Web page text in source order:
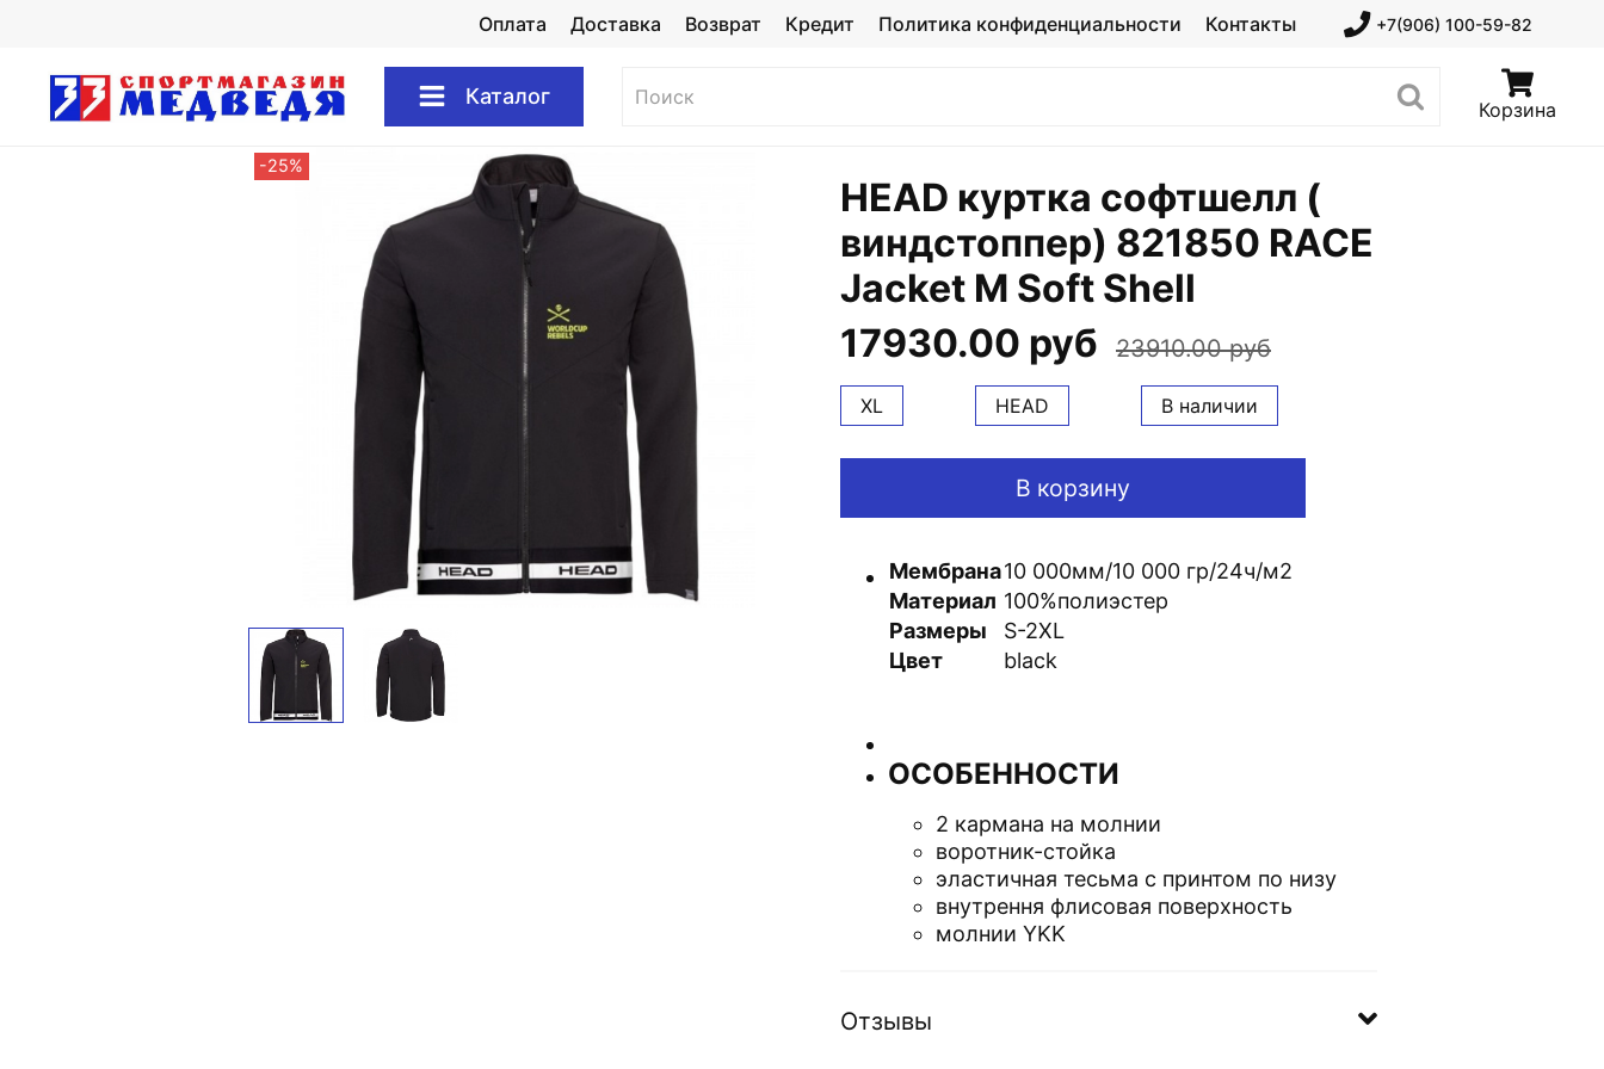
Оплата Доставка Возврат Кредит Политика конфиденциальности Контакты +7(906) 100-59-82
Каталог
Корзина
-25%
HEAD куртка софтшелл (
виндстоппер) 821850 RACE
Jacket M Soft Shell
17930.00 руб
23910.00 руб
В корзину
XL HEAD В наличии
Мембрана10 000мм/10 000 гр/24ч/м2
Материал 100%полиэстер
Размеры
S-2XL
Цвет
black
ОСОБЕННОСТИ
2 кармана на молнии
воротник-стойка
эластичная тесьма с принтом по низу
внутрення флисовая поверхность
молнии YKK
Отзывы